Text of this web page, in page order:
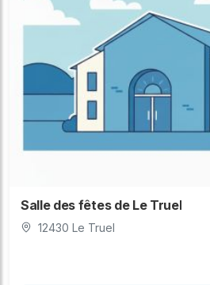
Salle des fêtes de Le Truel
12430 Le Truel